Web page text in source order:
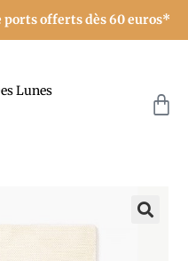
offerts dès 60 euros*
Lunes